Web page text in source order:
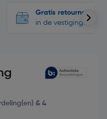
Gratis retourneren
in de vestigingen
& 4